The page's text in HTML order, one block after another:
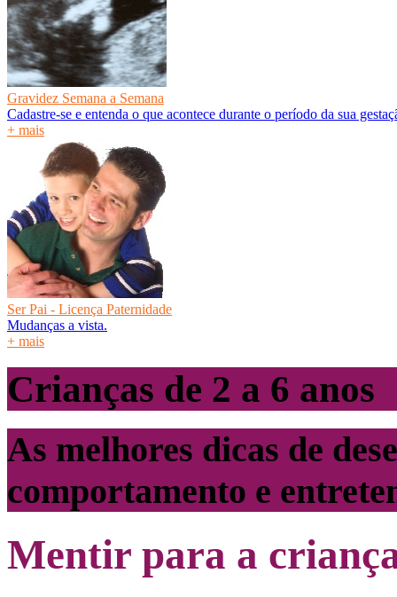
Gravidez Semana a Semana
Cadastre-se e entenda o que acontece durante o período da sua
+ mais
Ser Pai - Licença Paternidade
Mudanças a vista.
+ mais
Crianças de 2 a 6 anos
As melhores dicas de
comportamento e
Mentir para a